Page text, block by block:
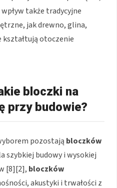
także tradycyjne
jak drewno, glina,
kształtują otoczenie
bloczki na
przy budowie?
pozostają bloczków
szybkiej budowy i wysokiej
[8][2], bloczków
akustyki i trwałości z